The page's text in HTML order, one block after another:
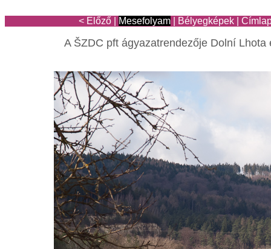
< Előző Mesefolyam Bélyegképek
A ŠZDC pft ágyazatrendezője Dolní